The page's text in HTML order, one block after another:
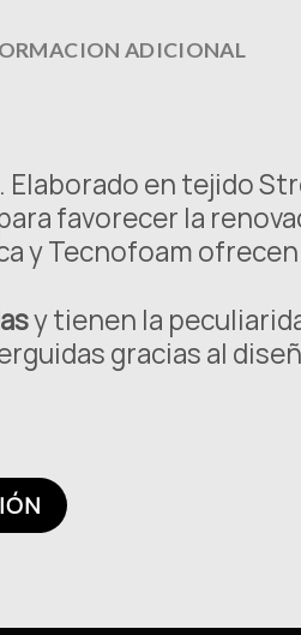
ADICIONAL
. Elaborado en tejido
favorecer la
y Tecnofoam
y tienen la
gracias al